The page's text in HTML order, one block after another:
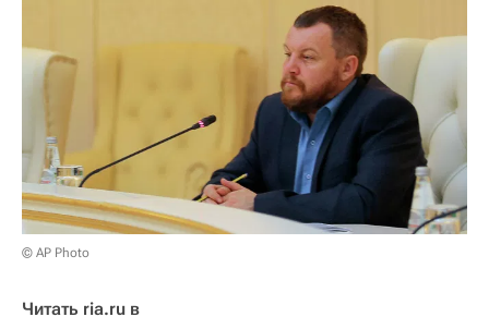
© AP Photo
Читать ria.ru в